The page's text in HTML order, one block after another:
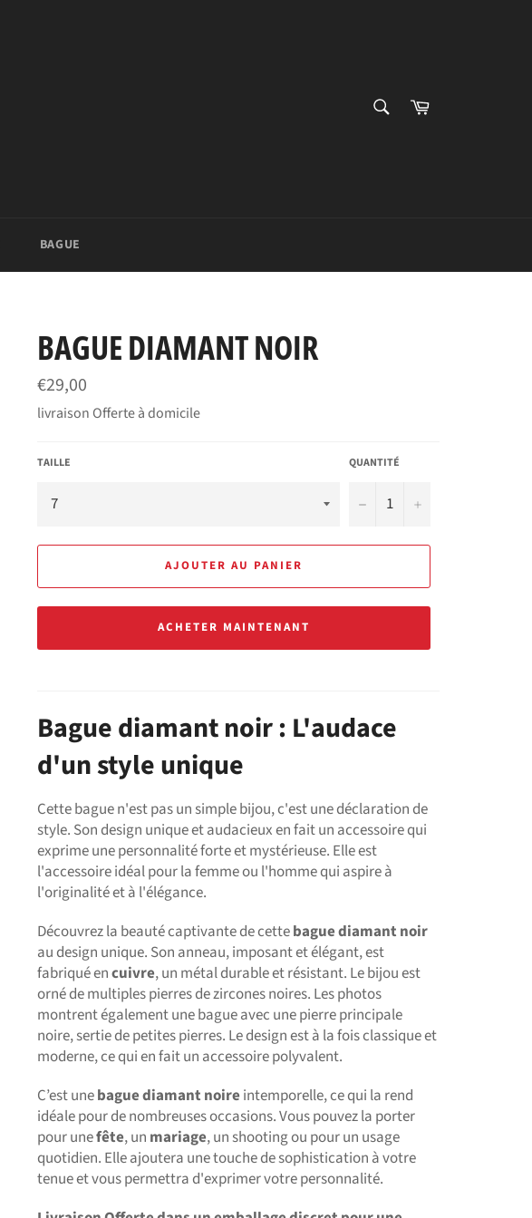
Panier
BAGUE
BAGUE DIAMANT NOIR
Prix
régulier
€29,00
livraison Offerte à domicile
TAILLE QUANTITÉ
− +
AJOUTER AU PANIER
ACHETER MAINTENANT
Bague diamant noir : L'audace
d'un style unique
Cette bague n'est pas un simple bijou, c'est une déclaration de
style. Son design unique et audacieux en fait un accessoire qui
exprime une personnalité forte et mystérieuse. Elle est
l'accessoire idéal pour la femme ou l'homme qui aspire à
l'originalité et à l'élégance.
Découvrez la beauté captivante de cettebague diamant noir
au design unique. Son anneau, imposant et élégant, est
fabriqué encuivre, un métal durable et résistant. Le bijou est
orné de multiples pierres de zircones noires. Les photos
montrent également une bague avec une pierre principale
noire, sertie de petites pierres. Le design est à la fois classique et
moderne, ce qui en fait un accessoire polyvalent.
C’est unebague diamant noireintemporelle, ce qui la rend
idéale pour de nombreuses occasions. Vous pouvez la porter
pour unefête, un mariage, un shooting ou pour un usage
quotidien. Elle ajoutera une touche de sophistication à votre
tenue et vous permettra d'exprimer votre personnalité.